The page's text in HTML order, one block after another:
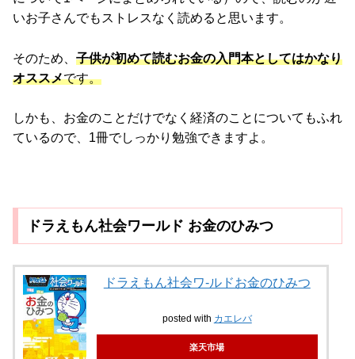
いお子さんでもストレスなく読めると思います。
そのため、 子供が初めて読むお金の入門本としてはかなり
オススメです。
しかも、お金のことだけでなく経済のことについてもふれ
ているので、1冊でしっかり勉強できますよ。
ドラえもん社会ワールド お金のひみつ
ドラえもん社会ワ-ルドお金のひみつ
posted with カエレバ
楽天市場